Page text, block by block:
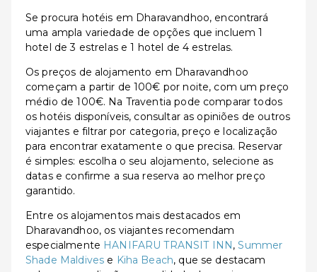
Se procura hotéis em Dharavandhoo, encontrará
uma ampla variedade de opções que incluem 1
hotel de 3 estrelas e 1 hotel de 4 estrelas.
Os preços de alojamento em Dharavandhoo
começam a partir de 100€ por noite, com um preço
médio de 100€. Na Traventia pode comparar todos
os hotéis disponíveis, consultar as opiniões de outros
viajantes e filtrar por categoria, preço e localização
para encontrar exatamente o que precisa. Reservar
é simples: escolha o seu alojamento, selecione as
datas e confirme a sua reserva ao melhor preço
garantido.
Entre os alojamentos mais destacados em
Dharavandhoo, os viajantes recomendam
especialmente HANIFARU TRANSIT INN,Summer
Shade Maldives e Kiha Beach, que se destacam